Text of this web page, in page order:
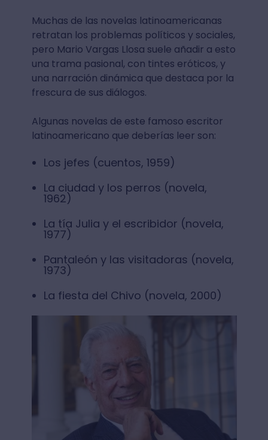
Muchas de las novelas latinoamericanas
retratan los problemas políticos y sociales,
pero Mario Vargas Llosa suele añadir a esto
una trama pasional, con tintes eróticos, y
una narración dinámica que destaca por la
frescura de sus diálogos.
Algunas novelas de este famoso escritor
latinoamericano que deberías leer son:
Los jefes (cuentos, 1959)
La ciudad y los perros (novela,
1962)
La tía Julia y el escribidor (novela,
1977)
Pantaleón y las visitadoras (novela,
1973)
La fiesta del Chivo (novela, 2000)